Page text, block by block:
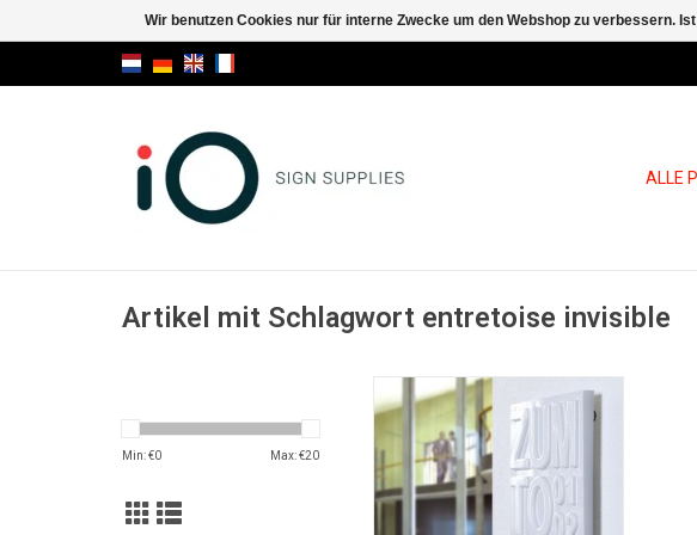
ALLE
Artikel mit Schlagwort entretoise invisible
Min: €0 Max: €20
Fisso Ghost unsichtbare
Befestigung
ZUM WARENKORB HINZUFÜGEN
Wir benutzen Cookies nur für interne Zwecke um den Webshop zu verbessern.